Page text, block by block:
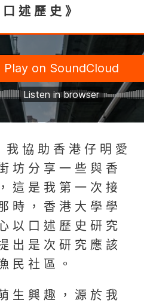
述歷史 》
我協助香港仔明愛
坊分享一些與香
這是我第一次接
時，香港大學學
以口述歷史研究
出是次研究應該
民社區。
生興趣，源於我